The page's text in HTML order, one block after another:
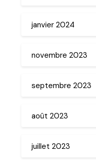
janvier 2024
novembre 2023
septembre 2023
août 2023
juillet 2023